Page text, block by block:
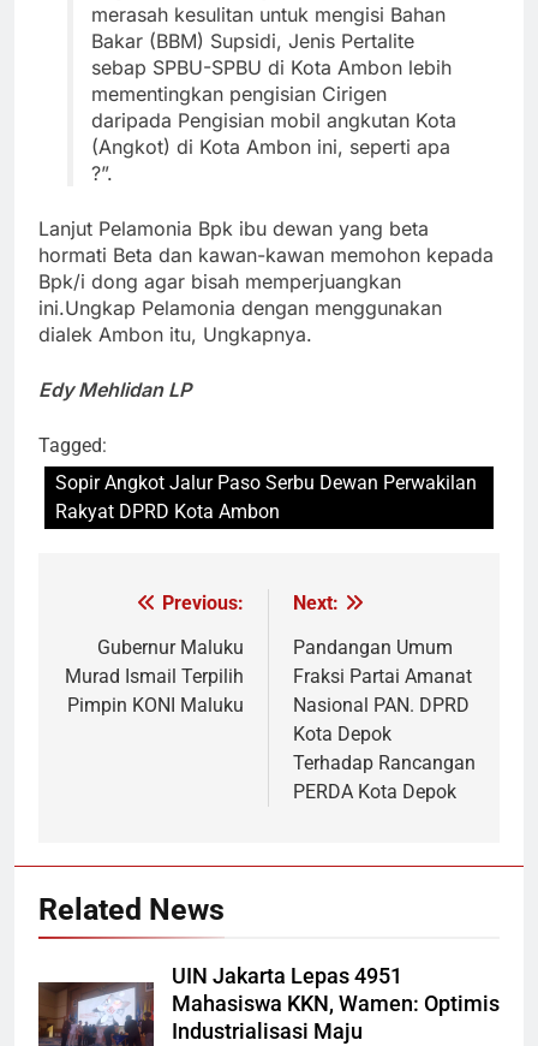
merasah kesulitan untuk mengisi Bahan
Bakar (BBM) Supsidi, Jenis Pertalite
sebap SPBU-SPBU di Kota Ambon lebih
mementingkan pengisian Cirigen
daripada Pengisian mobil angkutan Kota
(Angkot) di Kota Ambon ini, seperti apa
?”.
Lanjut Pelamonia Bpk ibu dewan yang beta
hormati Beta dan kawan-kawan memohon kepada
Bpk/i dong agar bisah memperjuangkan
ini.Ungkap Pelamonia dengan menggunakan
dialek Ambon itu, Ungkapnya.
Edy Mehlidan LP
Tagged:
Sopir Angkot Jalur Paso Serbu Dewan Perwakilan
Rakyat DPRD Kota Ambon
Navigasi
pos
Previous:
Gubernur Maluku
Murad Ismail Terpilih
Pimpin KONI Maluku
Next:
Pandangan Umum
Fraksi Partai Amanat
Nasional PAN. DPRD
Kota Depok
Terhadap Rancangan
PERDA Kota Depok
Related News
UIN Jakarta Lepas 4951
Mahasiswa KKN, Wamen: Optimis
Industrialisasi Maju